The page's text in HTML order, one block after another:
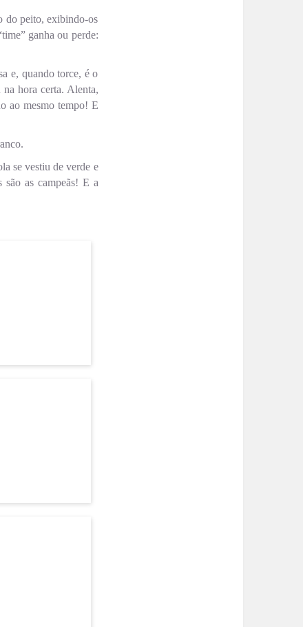
do peito, exibindo-os
ganha ou perde:
e, quando torce, é o
hora certa. Alenta,
ao mesmo tempo! E
se vestiu de verde e
são as campeãs! E a